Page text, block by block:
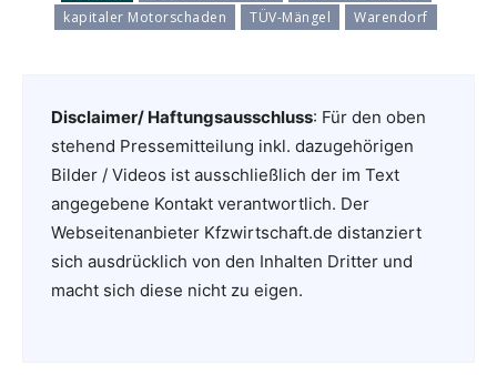
kapitaler Motorschaden
TÜV-Mängel Warendorf
Disclaimer/ Haftungsausschluss: Für den oben
stehend Pressemitteilung inkl. dazugehörigen
Bilder / Videos ist ausschließlich der im Text
angegebene Kontakt verantwortlich. Der
Webseitenanbieter Kfzwirtschaft.de distanziert
sich ausdrücklich von den Inhalten Dritter und
macht sich diese nicht zu eigen.